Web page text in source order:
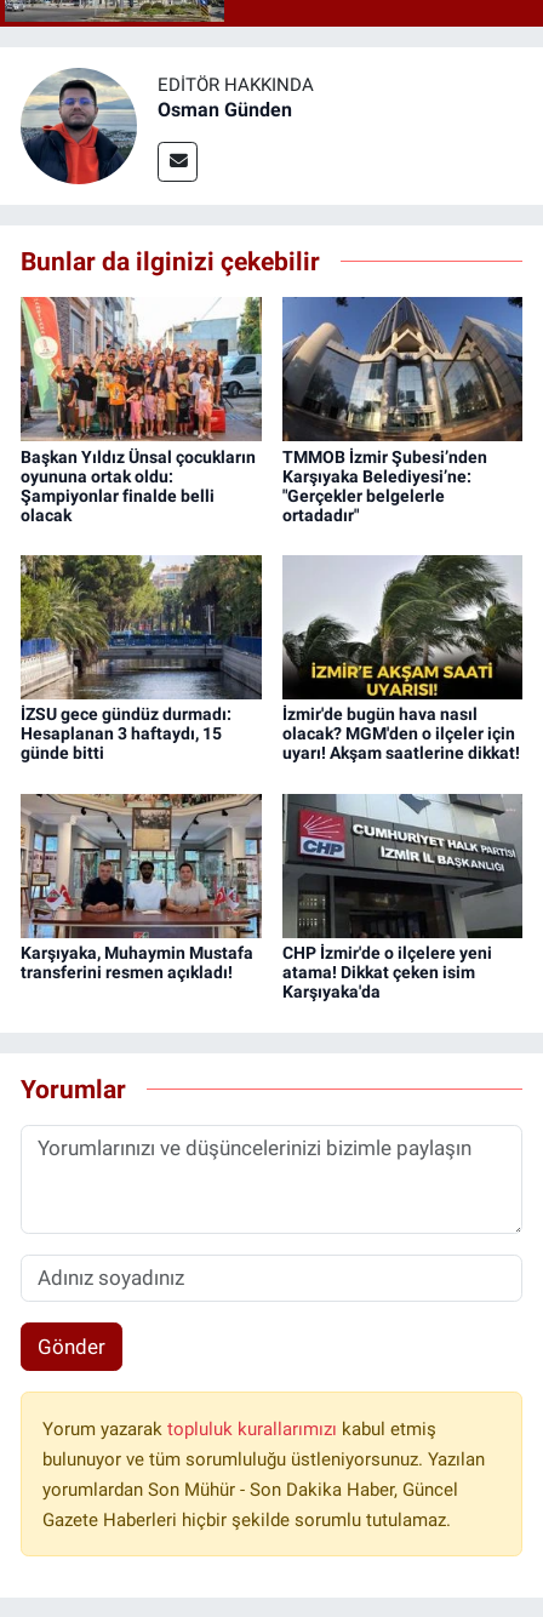
EDITÖR HAKKINDA
Osman Günden
Bunlar da ilginizi çekebilir
Başkan Yıldız Ünsal çocukların
oyununa ortak oldu:
Şampiyonlar finalde belli
olacak
TMMOB İzmir Şubesi’nden
Karşıyaka Belediyesi’ne:
"Gerçekler belgelerle
ortadadır"
İZSU gece gündüz durmadı:
Hesaplanan 3 haftaydı, 15
günde bitti
İzmir'de bugün hava nasıl
olacak? MGM'den o ilçeler için
uyarı! Akşam saatlerine dikkat!
Karşıyaka, Muhaymin Mustafa
transferini resmen açıkladı!
CHP İzmir'de o ilçelere yeni
atama! Dikkat çeken isim
Karşıyaka'da
Yorumlar
Gönder
Yorum yazarak topluluk kurallarımızı kabul etmiş
bulunuyor ve tüm sorumluluğu üstleniyorsunuz. Yazılan
yorumlardan Son Mühür - Son Dakika Haber, Güncel
Gazete Haberleri hiçbir şekilde sorumlu tutulamaz.